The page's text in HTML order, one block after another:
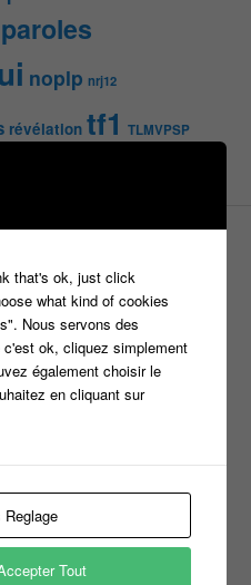
noplp nrj12
révélation tf1 TLMVPSP
?
sa place
that's ok, just click
what kind of cookies
Nous servons des
ok, cliquez simplement
également choisir le
en cliquant sur
Tout